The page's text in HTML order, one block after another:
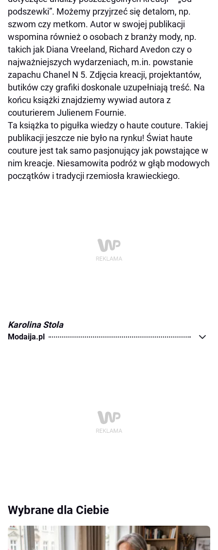
podszewki”. Możemy przyjrzeć się detalom, np.
szwom czy metkom. Autor w swojej publikacji
wspomina również o osobach z branży mody, np.
takich jak Diana Vreeland, Richard Avedon czy o
najważniejszych wydarzeniach, m.in. powstanie
zapachu Chanel N 5. Zdjęcia kreacji, projektantów,
butików czy grafiki doskonale uzupełniają treść. Na
końcu książki znajdziemy wywiad autora z
couturierem Julienem Fournie.
Ta książka to pigułka wiedzy o haute couture. Takiej
publikacji jeszcze nie było na rynku! Świat haute
couture jest tak samo pasjonujący jak powstające w
nim kreacje. Niesamowita podróż w głąb modowych
początków i tradycji rzemiosła krawieckiego.
Karolina Stola
Modaija.pl
Wybrane dla Ciebie